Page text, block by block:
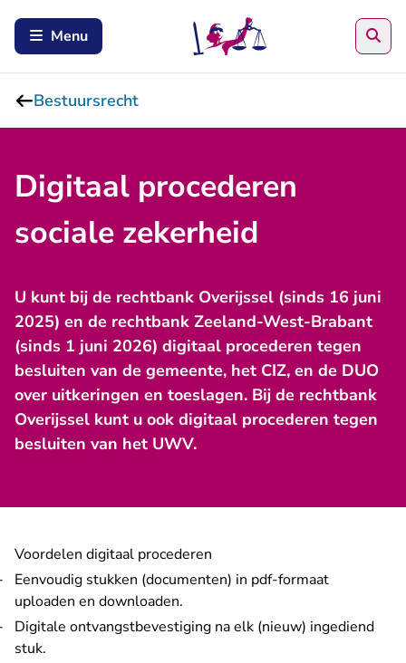
Menu
Bestuursrecht
Digitaal procederen
sociale zekerheid
U kunt bij de rechtbank Overijssel (sinds 16 juni
2025) en de rechtbank Zeeland-West-Brabant
(sinds 1 juni 2026) digitaal procederen tegen
besluiten van de gemeente, het CIZ, en de DUO
over uitkeringen en toeslagen. Bij de rechtbank
Overijssel kunt u ook digitaal procederen tegen
besluiten van het UWV.
Voordelen digitaal procederen
Eenvoudig stukken (documenten) in pdf-formaat
uploaden en downloaden.
Digitale ontvangstbevestiging na elk (nieuw) ingediend
stuk.